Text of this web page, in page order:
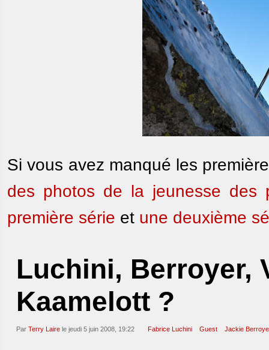
Si vous avez manqué les
des photos de la jeunesse des
première série et une deuxième
Luchini, Berroyer,
Kaamelott ?
Par Terry Laire le jeudi 5 juin 2008, 19:22 Fabrice Luchini Guest Jackie